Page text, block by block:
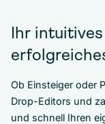
Ihr
Ob Einsteiger oder
Drop-Editors und
und schnell Ihren